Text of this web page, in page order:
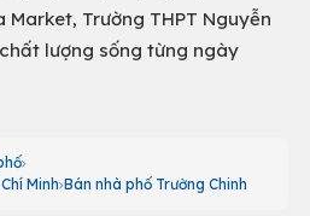
Market, Trường THPT Nguyễn
lượng sống từng ngày
Minh Bán nhà phố Trường Chinh